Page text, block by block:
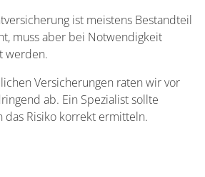
ist meistens Bestandteil
muss aber bei Notwendigkeit
werden.
Versicherungen raten wir vor
ab. Ein Spezialist sollte
das Risiko korrekt ermitteln.